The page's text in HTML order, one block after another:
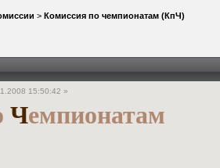
> Комиссия по чемпионатам (КпЧ)
15:50:42 »
Чемпионатам